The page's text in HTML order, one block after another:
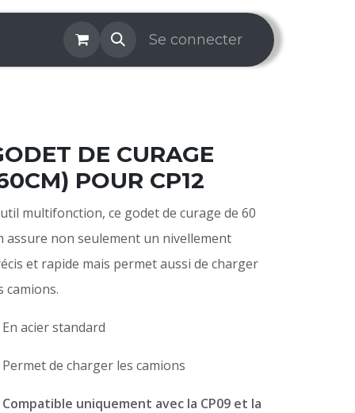
& Services Galerie Aide Prise de rendez-
Se connecter
DE CURAGE
POUR CP12
multifonction, ce godet de curage de 60
assure non seulement un nivellement
et rapide mais permet aussi de charger
camions.
acier standard
de charger les camions
Compatible uniquement avec la CP09 et la